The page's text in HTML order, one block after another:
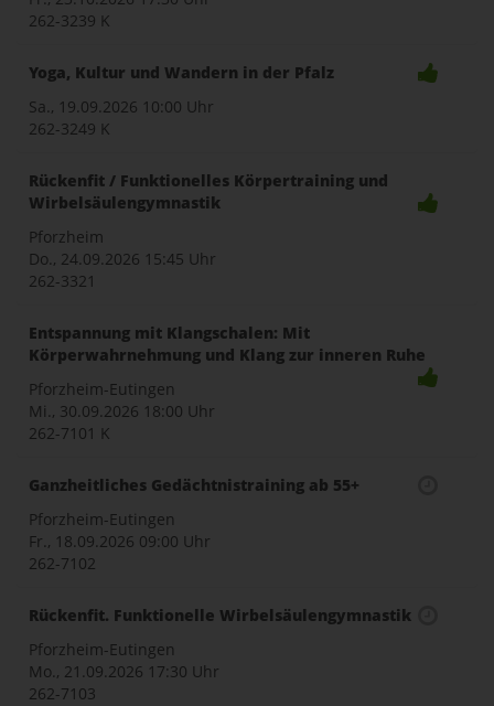
262-3239 K
Yoga, Kultur und Wandern in der Pfalz
Sa., 19.09.2026 10:00 Uhr
262-3249 K
Rückenfit / Funktionelles Körpertraining und
Wirbelsäulengymnastik
Pforzheim
Do., 24.09.2026 15:45 Uhr
262-3321
Entspannung mit Klangschalen: Mit
Körperwahrnehmung und Klang zur inneren Ruhe
Pforzheim-Eutingen
Mi., 30.09.2026 18:00 Uhr
262-7101 K
Ganzheitliches Gedächtnistraining ab 55+
Pforzheim-Eutingen
Fr., 18.09.2026 09:00 Uhr
262-7102
Rückenfit. Funktionelle Wirbelsäulengymnastik
Pforzheim-Eutingen
Mo., 21.09.2026 17:30 Uhr
262-7103